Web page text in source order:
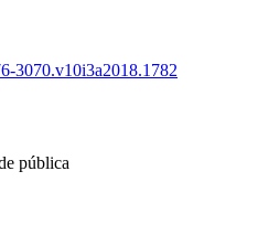
3070.v10i3a2018.1782
pública